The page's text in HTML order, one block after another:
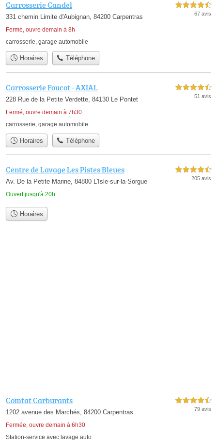
Carrosserie Candel
331 chemin Limite d'Aubignan, 84200 Carpentras
Fermé, ouvre demain à 8h
4,5 étoiles sur 5
67 avis
carrosserie, garage automobile
Horaires Téléphone
Carrosserie Foucot - AXIAL
228 Rue de la Petite Verdette, 84130 Le Pontet
Fermé, ouvre demain à 7h30
4,5 étoiles sur 5
51 avis
carrosserie garage automobile
Horaires Téléphone
Centre de Lavage Les Pistes Bleues
Av. De la Petite Marine, 84800 L'Isle-sur-la-Sorgue
Ouvert jusqu'à 20h
4,5 étoiles sur 5
205 avis
Horaires
Comtat Carburants
1202 avenue des Marchés, 84200 Carpentras
Fermée, ouvre demain à 6h30
4,5 étoiles sur 5
79 avis
Station-service avec lavage auto